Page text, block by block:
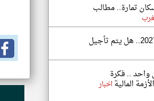
تمارة.. مطالب
بداية العام الدراسي 2027.. هل يتم تأجيل
واحد .. فكرة
الماليةاخبار